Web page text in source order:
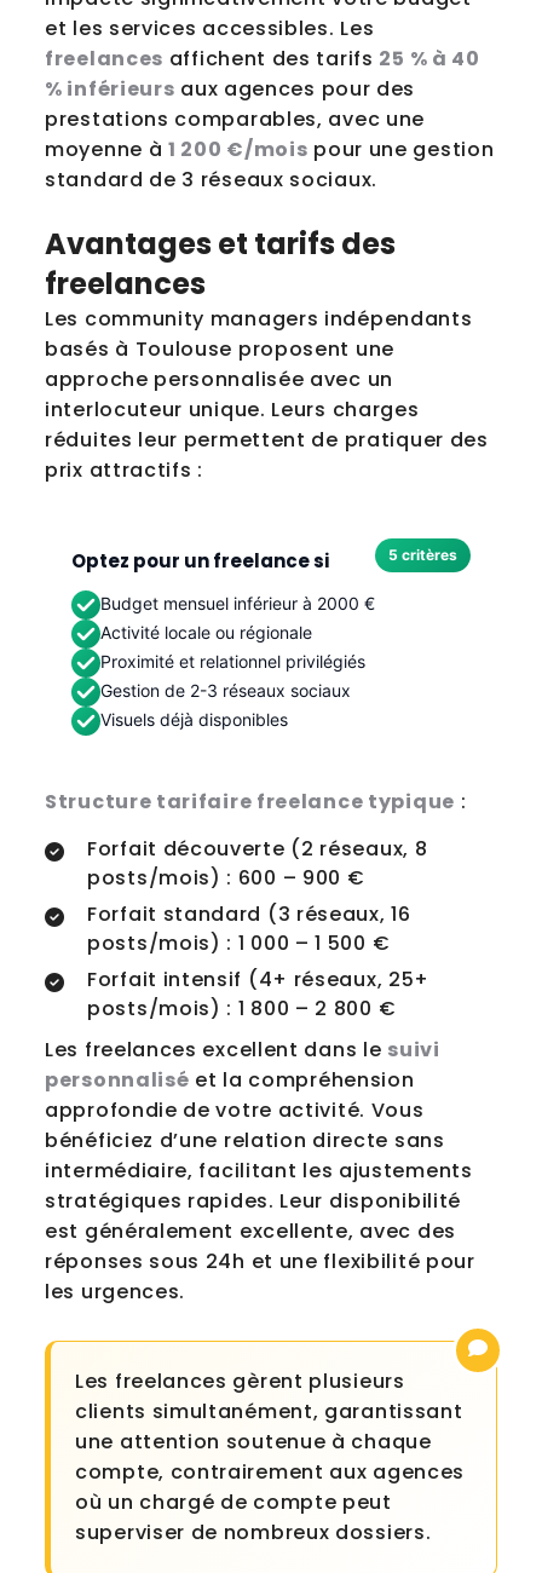
et les services accessibles. Les
freelances affichent des tarifs 25 % à 40
% inférieurs aux agences pour des
prestations comparables, avec une
moyenne à 1 200 €/mois pour une gestion
standard de 3 réseaux sociaux.
Avantages et tarifs des
freelances
Les community managers indépendants
basés à Toulouse proposent une
approche personnalisée avec un
interlocuteur unique. Leurs charges
réduites leur permettent de pratiquer des
prix attractifs :
Optez pour un freelance si 5 critères
Budget mensuel inférieur à 2000 €
Activité locale ou régionale
Proximité et relationnel privilégiés
Gestion de 2-3 réseaux sociaux
Visuels déjà disponibles
Structure tarifaire freelance typique :
Forfait découverte (2 réseaux, 8
posts/mois) : 600 – 900 €
Forfait standard (3 réseaux, 16
posts/mois) : 1 000 – 1 500 €
Forfait intensif (4+ réseaux, 25+
posts/mois) : 1 800 – 2 800 €
Les freelances excellent dans le suivi
personnalisé et la compréhension
approfondie de votre activité. Vous
bénéficiez d’une relation directe sans
intermédiaire, facilitant les ajustements
stratégiques rapides. Leur disponibilité
est généralement excellente, avec des
réponses sous 24h et une flexibilité pour
les urgences.
Les freelances gèrent plusieurs
clients simultanément, garantissant
une attention soutenue à chaque
compte, contrairement aux agences
où un chargé de compte peut
superviser de nombreux dossiers.